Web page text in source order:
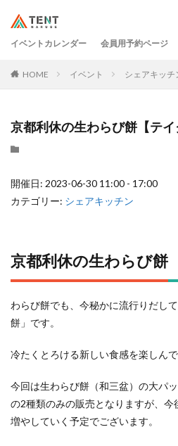
イベントカレンダー 会員用予約ページ
HOME イベント シェアキッチ
京都利休の生わらび餅【テイ
開催日: 2023-06-30 11:00 - 17:00
カテゴリー: シェアキッチン
京都利休の生わらび餅
わらび餅でも、今秘かに流行りだし
餅」です。
冷たくとろける新しい食感を楽しんで
今回は生わらび餅（和三盆）の大パ
の2種類のみの販売となりますが、
増やしていく予定でございます。